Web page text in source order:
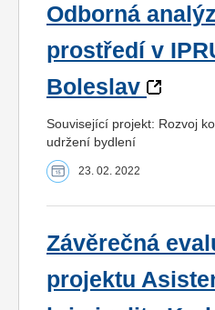
Odborná
prostředí v
Boleslav
Související projekt: Rozvoj
udržení bydlení
23. 02. 2022
Závěrečná
projektu